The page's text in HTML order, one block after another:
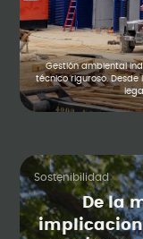
Gestión ambiental
técnico riguroso. Desde
Sostenibilidad
De la